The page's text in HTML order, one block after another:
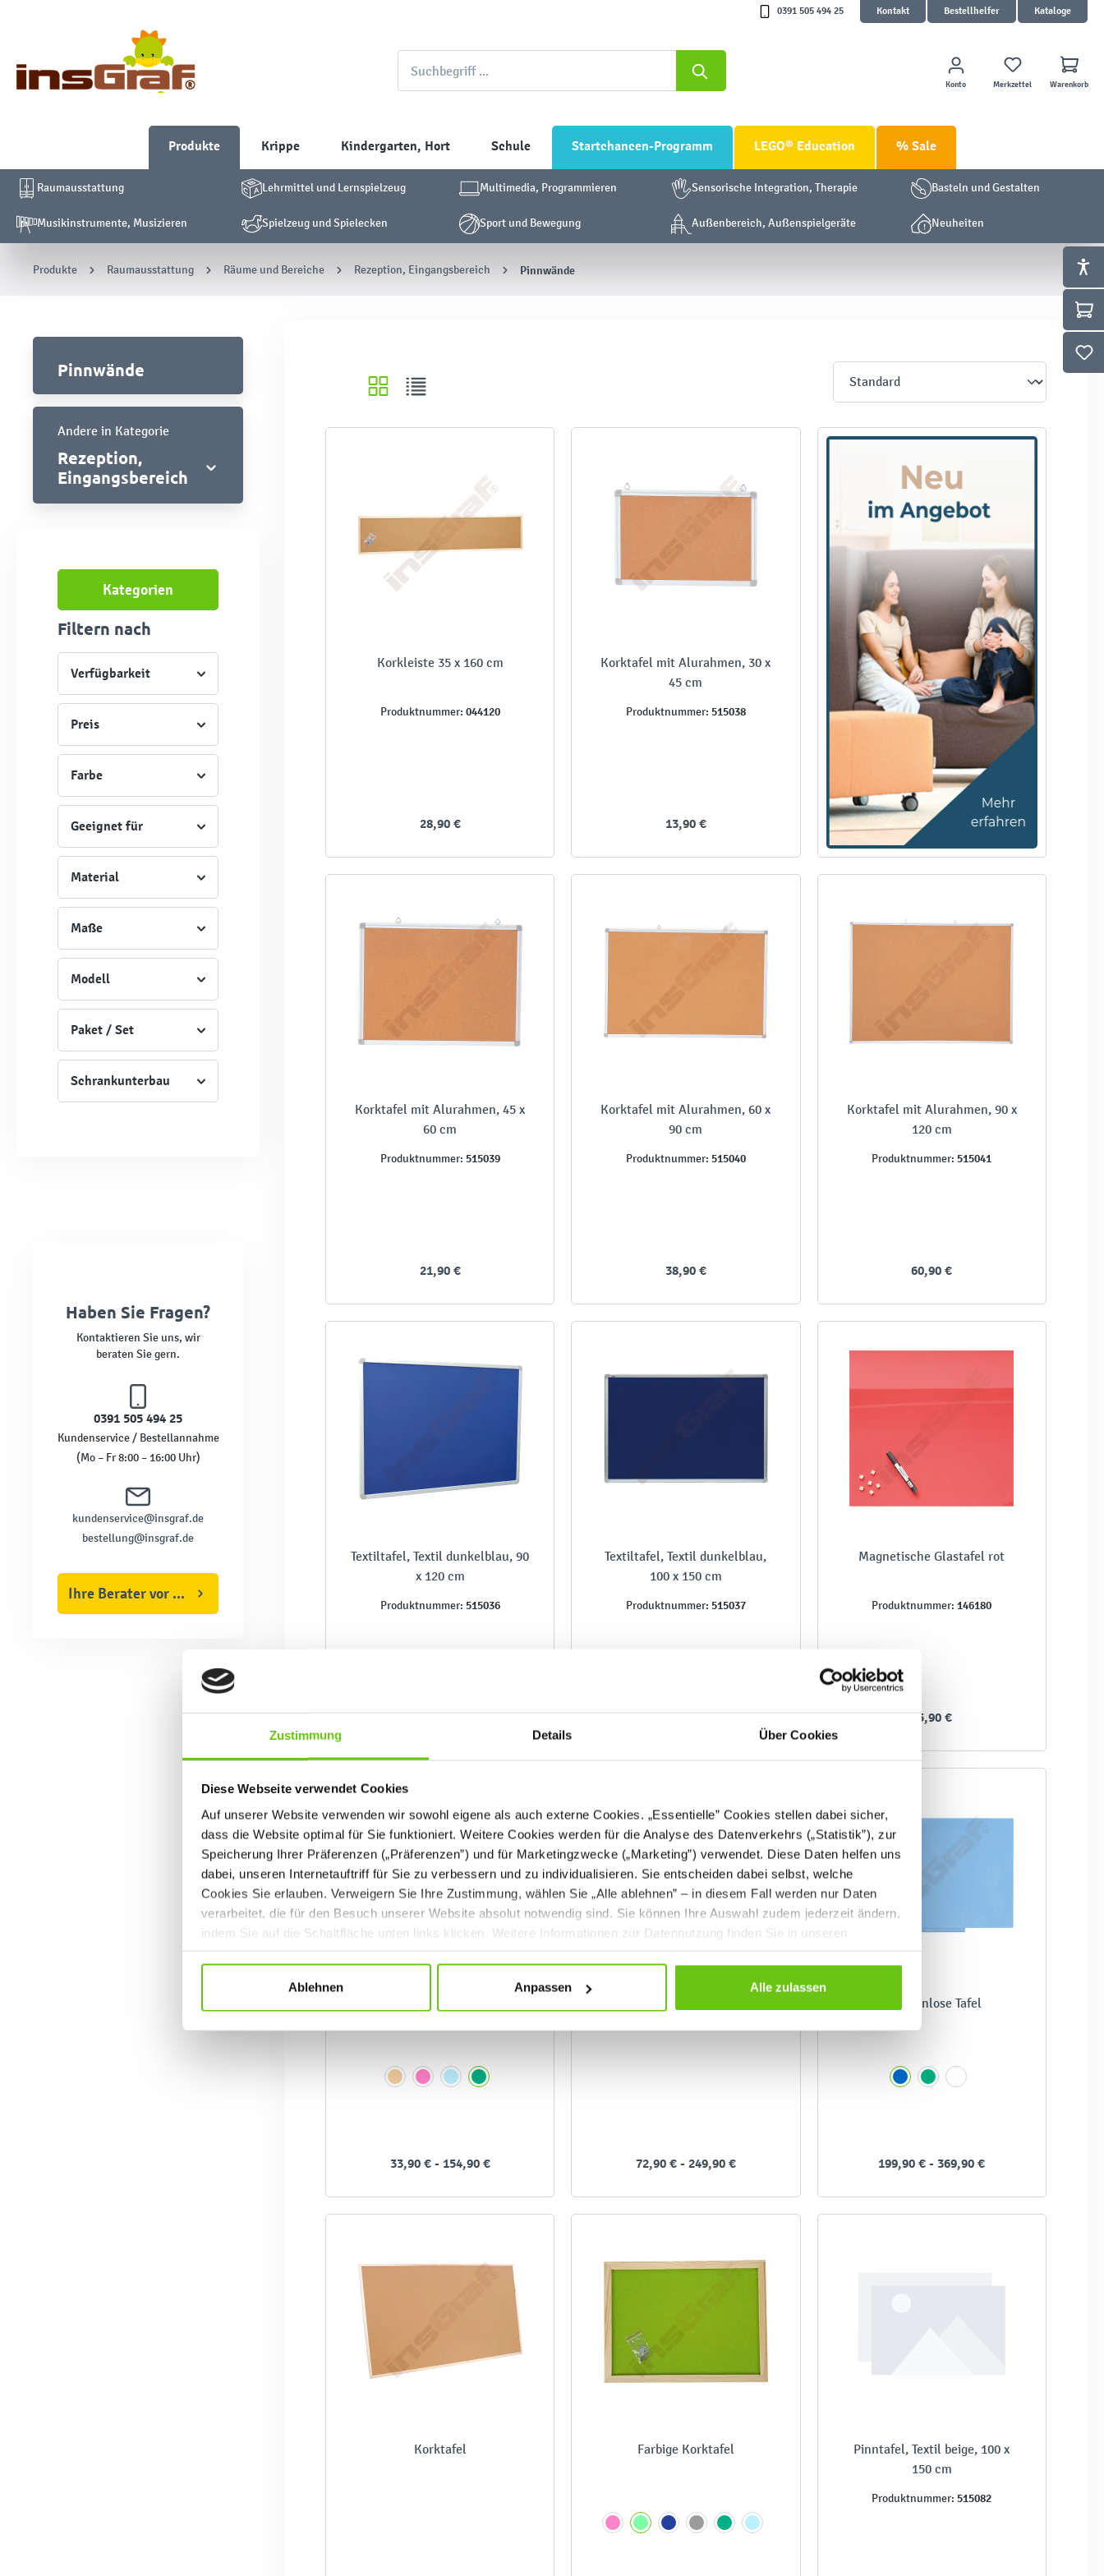
Zustimmung Details Über Cookies
Diese Webseite verwendet Cookies
Auf unserer Website verwenden wir sowohl eigene als auch externe Cookies. „Essentielle” Cookies stellen dabei sicher,
dass die Website optimal für Sie funktioniert. Weitere Cookies werden für die Analyse des Datenverkehrs („Statistik”), zur
Speicherung Ihrer Präferenzen („Präferenzen”) und für Marketingzwecke („Marketing”) verwendet. Diese Daten helfen uns
dabei, unseren Internetauftriff für Sie zu verbessern und zu individualisieren. Sie entscheiden dabei selbst, welche
Cookies Sie erlauben. Verweigern Sie Ihre Zustimmung, wählen Sie „Alle ablehnen” – in diesem Fall werden nur Daten
verarbeitet, die für den Besuch unserer Website absolut notwendig sind. Sie können Ihre Auswahl zudem jederzeit ändern,
indem Sie auf die Schaltfläche unten links klicken. Weitere Informationen zur Datennutzung finden Sie in unseren
Datenschutzrichtlinien.
Ablehnen Anpassen Alle zulassen
0391 505 494 25 Kontakt Bestellhelfer Kataloge
Konto Merkzettel Warenkorb
Produkte Krippe Kindergarten, Hort Schule Startchancen-Programm LEGO® Education % Sale
Raumausstattung Lehrmittel und Lernspielzeug Multimedia, Programmieren Sensorische Integration, Therapie Basteln und Gestalten
Musikinstrumente, Musizieren Spielzeug und Spielecken Sport und Bewegung Außenbereich, Außenspielgeräte Neuheiten
Produkte Raumausstattung Räume und Bereiche Rezeption, Eingangsbereich Pinnwände
Pinnwände
Andere in Kategorie
Rezeption,
Eingangsbereich
Kategorien
Filtern nach
Verfügbarkeit
Preis
Farbe
Geeignet für
Material
Maße
Modell
Paket / Set
Schrankunterbau
Haben Sie Fragen?
Kontaktieren Sie uns, wir
beraten Sie gern.
0391 505 494 25
Kundenservice / Bestellannahme
(Mo – Fr 8:00 – 16:00 Uhr)
kundenservice@insgraf.de
bestellung@insgraf.de
Ihre Berater vor Ort
Korkleiste 35 x 160 cm
Produktnummer: 044120
28,90 €
Korktafel mit Alurahmen, 30 x
45 cm
Produktnummer: 515038
13,90 €
Korktafel mit Alurahmen, 45 x
60 cm
Produktnummer: 515039
21,90 €
Korktafel mit Alurahmen, 60 x
90 cm
Produktnummer: 515040
38,90 €
Korktafel mit Alurahmen, 90 x
120 cm
Produktnummer: 515041
60,90 €
Textiltafel, Textil dunkelblau, 90
x 120 cm
Produktnummer: 515036
59,90 €
Textiltafel, Textil dunkelblau,
100 x 150 cm
Produktnummer: 515037
89,90 €
Magnetische Glastafel rot
Produktnummer: 146180
65,90 €
33,90 € - 154,90 € 72,90 € - 249,90 €
Rahmenlose Tafel
199,90 € - 369,90 €
Korktafel Farbige Korktafel
Pinntafel, Textil beige, 100 x
150 cm
Produktnummer: 515082